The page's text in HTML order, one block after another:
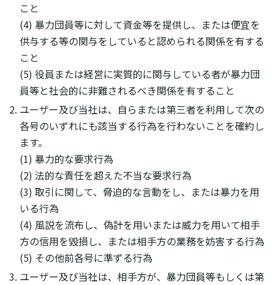
こと
(4) 暴力団員等に対して資金等を提供し、または便宜を
供与する等の関与をしていると認められる関係を有する
こと
(5) 役員または経営に実質的に関与している者が暴力団
員等と社会的に非難されるべき関係を有すること
ユーザー及び当社は、自らまたは第三者を利用して次の
各号のいずれにも該当する行為を行わないことを確約し
ます。
(1) 暴力的な要求行為
(2) 法的な責任を超えた不当な要求行為
(3) 取引に関して、脅迫的な言動をし、または暴力を用
いる行為
(4) 風説を流布し、偽計を用いまたは威力を用いて相手
方の信用を毀損し、または相手方の業務を妨害する行為
(5) その他前各号に準ずる行為
ユーザー及び当社は、相手方が、暴力団員等もしくは第